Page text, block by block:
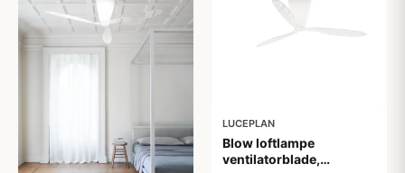
LUCEPLAN
Blow loftlampe
ventilatorblade,